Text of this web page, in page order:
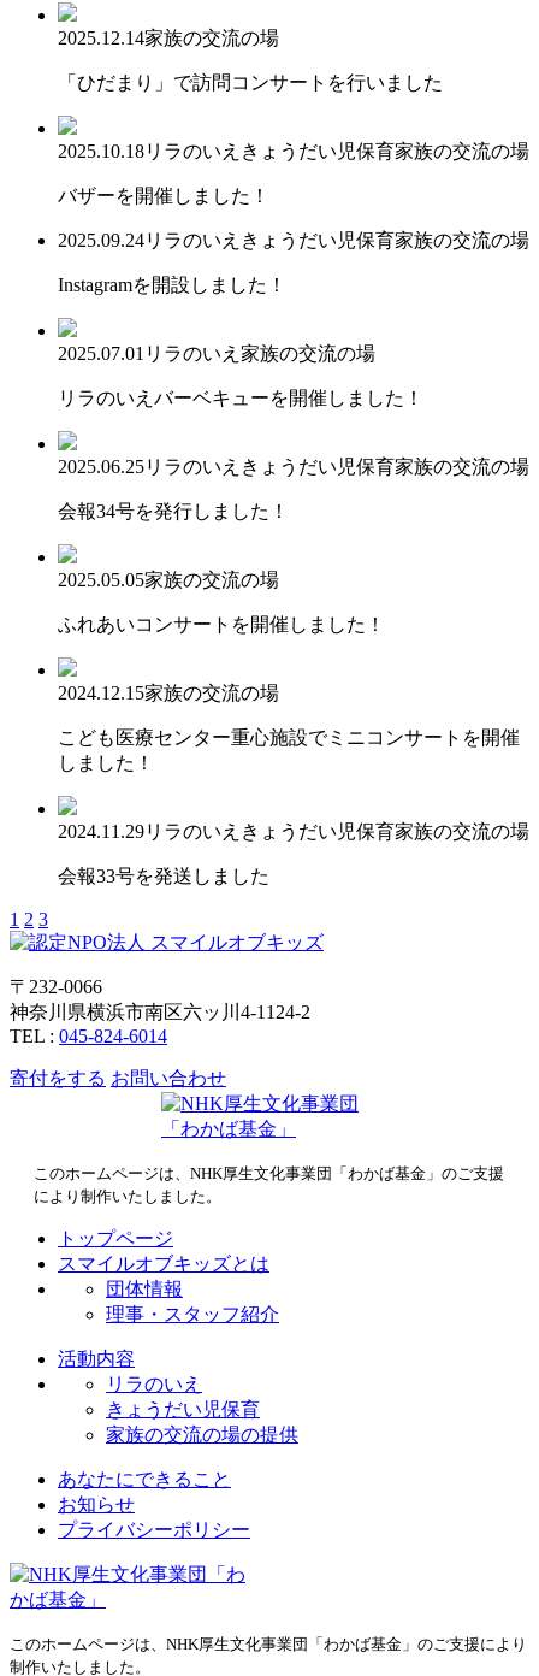
2025.12.14家族の交流の場
「ひだまり」で訪問コンサートを行いました
2025.10.18リラのいえ きょうだい児保育家族の交流の場
バザーを開催しました！
2025.09.24リラのいえ きょうだい児保育家族の交流の場
Instagramを開設しました！
2025.07.01 リラのいえ 家族の交流の場
リラのいえバーベキューを開催しました！
2025.06.25リラのいえ きょうだい児保育家族の交流の場
会報34号を発行しました！
2025.05.05家族の交流の場
ふれあいコンサートを開催しました！
2024.12.15家族の交流の場
こども医療センター重心施設でミニコンサートを開催
しました！
2024.11.29リラのいえ きょうだい児保育家族の交流の場
会報33号を発送しました
1 2 3
〒232-0066
神奈川県横浜市南区六ッ川4-1124-2
TEL : 045-824-6014
寄付をする お問い合わせ
このホームページは、NHK厚生文化事業団「わかば基金」のご支援
により制作いたしました。
トップページ
スマイルオブキッズとは
団体情報
理事・スタッフ紹介
活動内容
リラのいえ
きょうだい児保育
家族の交流の場の提供
あなたにできること
お知らせ
プライバシーポリシー
このホームページは、NHK厚生文化事業団「わかば基金」のご支援により
制作いたしました。